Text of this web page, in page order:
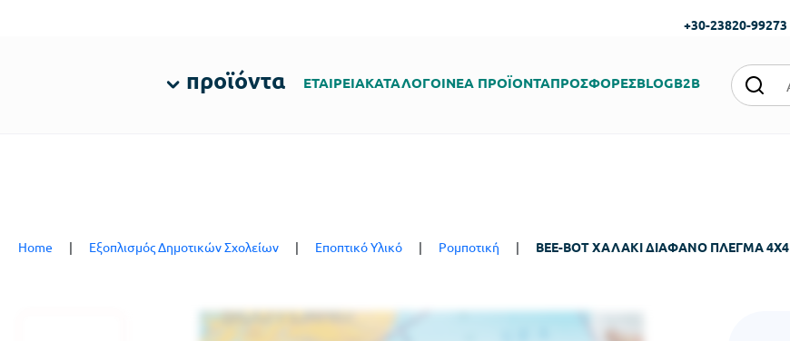
+30-23820-99273
προϊόντα ΕΤΑΙΡΕΙΑΚΑΤΑΛΟΓΟΙΝΕΑ ΠΡΟΪΟΝΤΑΠΡΟΣΦΟΡΕΣBLOGB2B
Home | Εξοπλισμός Δημοτικών Σχολείων | Εποπτικό Υλικό | Ρομποτική | BEE-BOT ΧΑΛΑΚΙ ΔΙΑΦΑΝΟ ΠΛΕΓΜΑ 4Χ4